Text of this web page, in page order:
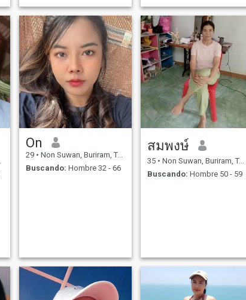
On
29 • Non Suwan, Buriram, Tailandia
Buscando: Hombre 32 - 66
สมพงษ์
35 • Non Suwan, Buriram, Tailandia
Buscando: Hombre 50 - 59